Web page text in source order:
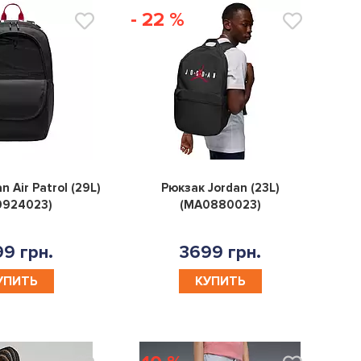
0
Air Patrol (29L)
грн.
- 22 %
Рюкзак Jordan (23L)
(MA0880023)
3699 грн.
КУПИТЬ